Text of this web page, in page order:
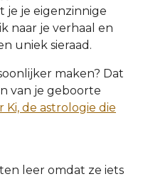
je je eigenzinnige
naar je verhaal en
uniek sieraad.
maken? Dat
van je geboorte
Ki, de astrologie die
leer omdat ze iets